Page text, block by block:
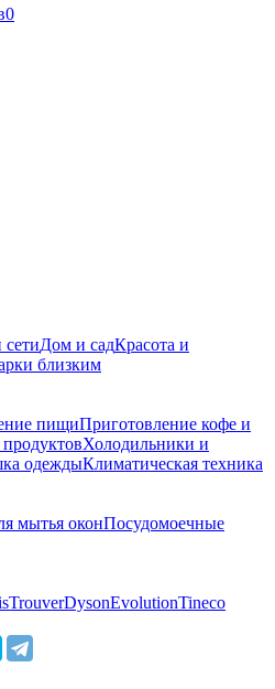
0
Дом и садКрасота и
близким
пищиПриготовление кофе и
Холодильники и
одеждыКлиматическая техника
мытья оконПосудомоечные
TrouverDysonEvolutionTineco